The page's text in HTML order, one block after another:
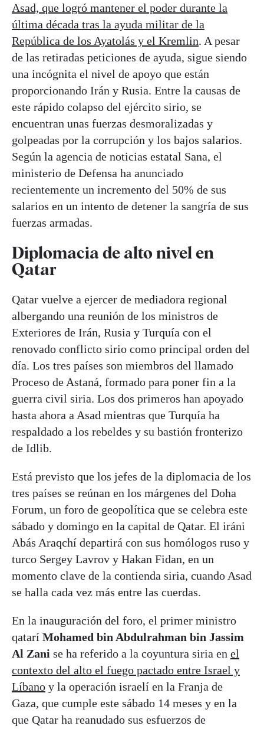
Asad, que logró mantener el poder durante la
última década tras la ayuda militar de la
República de los Ayatolás y el Kremlin. A pesar
de las retiradas peticiones de ayuda, sigue siendo
una incógnita el nivel de apoyo que están
proporcionando Irán y Rusia. Entre la causas de
este rápido colapso del ejército sirio, se
encuentran unas fuerzas desmoralizadas y
golpeadas por la corrupción y los bajos salarios.
Según la agencia de noticias estatal Sana, el
ministerio de Defensa ha anunciado
recientemente un incremento del 50% de sus
salarios en un intento de detener la sangría de sus
fuerzas armadas.
Diplomacia de alto nivel en
Qatar
Qatar vuelve a ejercer de mediadora regional
albergando una reunión de los ministros de
Exteriores de Irán, Rusia y Turquía con el
renovado conflicto sirio como principal orden del
día. Los tres países son miembros del llamado
Proceso de Astaná, formado para poner fin a la
guerra civil siria. Los dos primeros han apoyado
hasta ahora a Asad mientras que Turquía ha
respaldado a los rebeldes y su bastión fronterizo
de Idlib.
Está previsto que los jefes de la diplomacia de los
tres países se reúnan en los márgenes del Doha
Forum, un foro de geopolítica que se celebra este
sábado y domingo en la capital de Qatar. El iráni
Abás Araqchí departirá con sus homólogos ruso y
turco Sergey Lavrov y Hakan Fidan, en un
momento clave de la contienda siria, cuando Asad
se halla cada vez más entre las cuerdas.
En la inauguración del foro, el primer ministro
qatarí Mohamed bin Abdulrahman bin Jassim
Al Zani se ha referido a la coyuntura siria en el
contexto del alto el fuego pactado entre Israel y
Líbano y la operación israelí en la Franja de
Gaza, que cumple este sábado 14 meses y en la
que Qatar ha reanudado sus esfuerzos de